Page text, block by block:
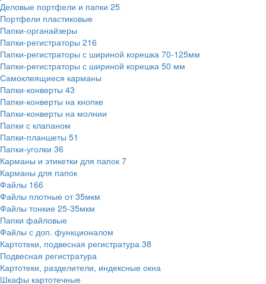
Деловые портфели и папки 25
Портфели пластиковые
Папки-органайзеры
Папки-регистраторы 216
Папки-регистраторы с шириной корешка 70-125мм
Папки-регистраторы с шириной корешка 50 мм
Самоклеящиеся карманы
Папки-конверты 43
Папки-конверты на кнопке
Папки-конверты на молнии
Папки с клапаном
Папки-планшеты 51
Папки-уголки 36
Карманы и этикетки для папок 7
Карманы для папок
Файлы 166
Файлы плотные от 35мкм
Файлы тонкие 25-35мкм
Папки файловые
Файлы с доп. функционалом
Картотеки, подвесная регистратура 38
Подвесная регистратура
Картотеки, разделители, индексные окна
Шкафы картотечные